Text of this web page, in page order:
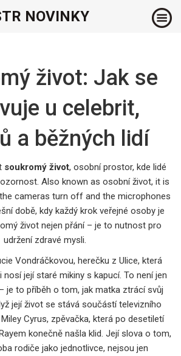
NOVINKY
život: Jak se
u celebrit,
a běžných lidí
soukromý život, osobní prostor, kde lidé
. Also known as osobní život, it is
cameras turn off and the microphones
době, kdy každý krok veřejné osoby je
život nejen přání – je to nutnost pro
udržení zdravé mysli.
Vondráčkovou, herečku z Ulice, která
nosí její staré mikiny s kapucí. To není jen
je to příběh o tom, jak matka ztrácí svůj
její život se stává součástí televizního
Miley Cyrus, zpěvačka, která po desetiletí
konečně našla klid. Její slova o tom,
rodiče jako jednotlivce, nejsou jen